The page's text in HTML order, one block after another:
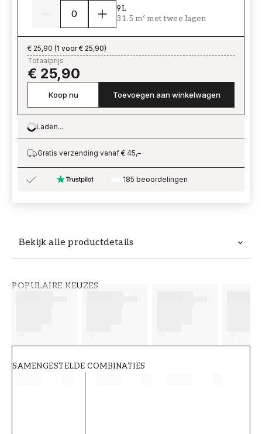
Bekijk alle productdetails
POPULAIRE KEUZES
SAMENGESTELDE COMBINATIES
9L
31.5 m² met twee lagen
€ 25,90 (1 voor € 25,90)
Totaalprijs
€ 25,90
Koop nu Toevoegen aan winkelwagen
Loading…
Laden...
Gratis verzending vanaf € 45,–
185 beoordelingen